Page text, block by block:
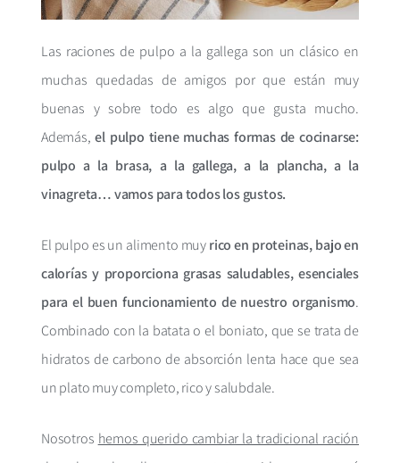
Las raciones de pulpo a la gallega son un clásico en
muchas quedadas de amigos por que están muy
buenas y sobre todo es algo que gusta mucho.
Además,el pulpo tiene muchas formas de cocinarse:
pulpo a la brasa, a la gallega, a la plancha, a la
vinagreta… vamos para todos los gustos.
El pulpo es un alimento muyrico en proteinas, bajo en
calorías y proporciona grasas saludables, esenciales
para el buen funcionamiento de nuestro organismo.
Combinado con la batata o el boniato, que se trata de
hidratos de carbono de absorción lenta hace que sea
un plato muy completo, rico y salubdale.
Nosotros hemos querido cambiar la tradicional ración